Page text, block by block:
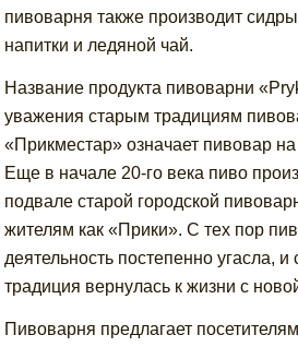
пивоварня также производит
напитки и ледяной чай.
Название продукта пивоварни
уважения старым традициям
«Прикместар» означает пивовар
Еще в начале 20-го века пиво
подвале старой городской
жителям как «Прики». С тех пор
деятельность постепенно угасла, и
традиция вернулась к жизни с
Пивоварня предлагает